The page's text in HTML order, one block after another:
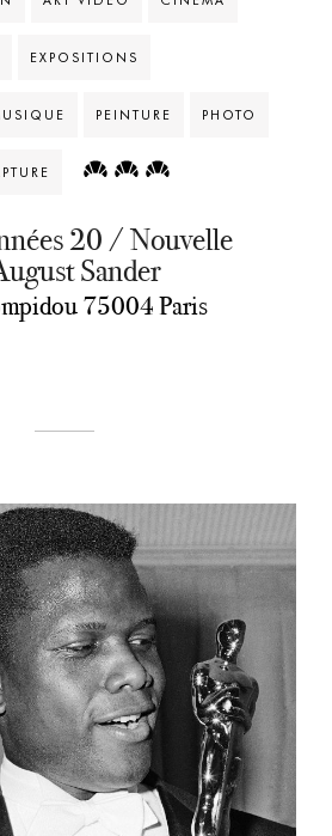
EXPOSITIONS
PEINTURE PHOTO
20 / Nouvelle
Sander
75004 Paris